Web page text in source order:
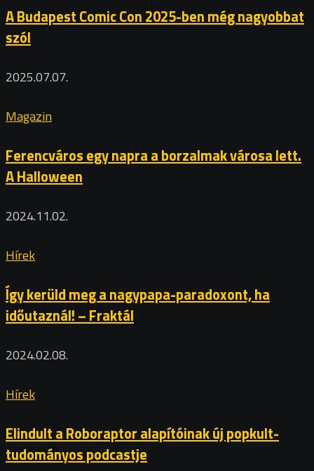
A Budapest Comic Con 2025-ben még nagyobbat
szól
2025.07.07.
Magazin
Ferencváros egy napra a borzalmak városa lett.
A Halloween
2024.11.02.
Hírek
Így kerüld meg a nagypapa-paradoxont, ha
időutaznál! – Fraktál
2024.02.08.
Hírek
Elindult a Roboraptor alapítóinak új popkult-
tudományos podcastje